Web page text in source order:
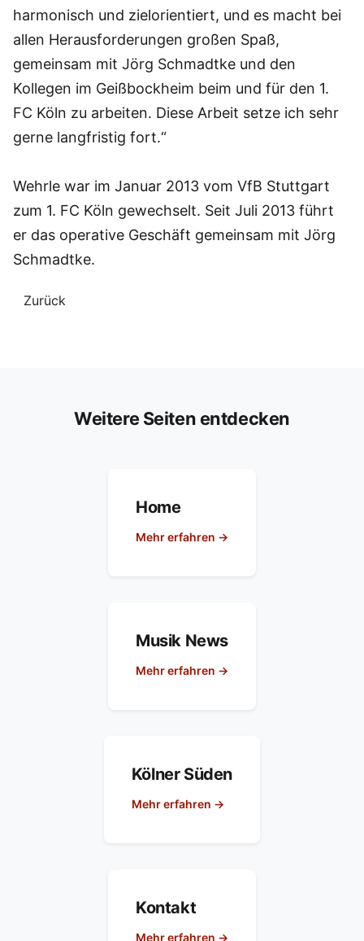
harmonisch und zielorientiert, und es macht bei
allen Herausforderungen großen Spaß,
gemeinsam mit Jörg Schmadtke und den
Kollegen im Geißbockheim beim und für den 1.
FC Köln zu arbeiten. Diese Arbeit setze ich sehr
gerne langfristig fort.“
Wehrle war im Januar 2013 vom VfB Stuttgart
zum 1. FC Köln gewechselt. Seit Juli 2013 führt
er das operative Geschäft gemeinsam mit Jörg
Schmadtke.
Zurück
Weitere Seiten entdecken
Home
Mehr erfahren →
Musik News
Mehr erfahren →
Kölner Süden
Mehr erfahren →
Kontakt
Mehr erfahren →